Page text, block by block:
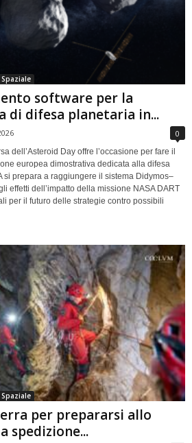
software per la
di difesa planetaria in...
0
dell’Asteroid Day offre l’occasione per fare il
europea dimostrativa dedicata alla difesa
si prepara a raggiungere il sistema Didymos–
effetti dell’impatto della missione NASA DART
per il futuro delle strategie contro possibili
per prepararsi allo
spedizione...